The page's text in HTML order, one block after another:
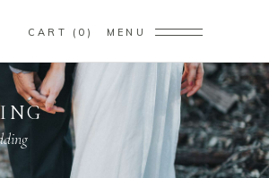
CART 0 MENU